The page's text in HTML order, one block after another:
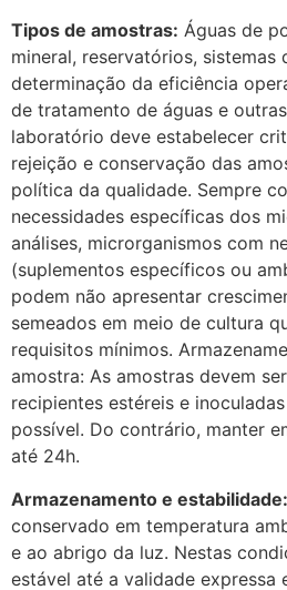
Tipos de amostras: Águas de
mineral, reservatórios, sistemas
determinação da eficiência
de tratamento de águas e
laboratório deve estabelecer
rejeição e conservação das
política da qualidade. Sempre
necessidades específicas dos
análises, microrganismos com
(suplementos específicos ou
podem não apresentar
semeados em meio de cultura
requisitos mínimos.
amostra: As amostras devem
recipientes estéreis e
possível. Do contrário, manter
até 24h.
Armazenamento e estabilidade:
conservado em temperatura
e ao abrigo da luz. Nestas
estável até a validade expressa